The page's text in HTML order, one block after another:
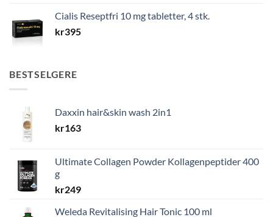
Cialis Reseptfri 10 mg tabletter, 4 stk.
kr395
BESTSELGERE
Daxxin hair&skin wash 2in1
kr163
Ultimate Collagen Powder Kollagenpeptider 400
g
kr249
Weleda Revitalising Hair Tonic 100 ml